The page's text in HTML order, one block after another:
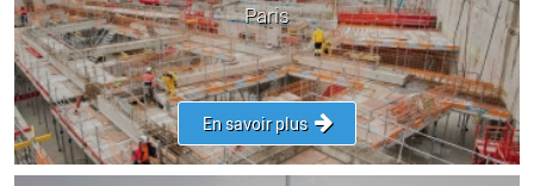
Paris
En savoir plus